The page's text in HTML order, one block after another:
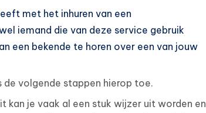
met het inhuren van een
iemand die van deze service gebruik
een bekende te horen over een van jouw
de volgende stappen hierop toe.
kan je vaak al een stuk wijzer uit worden en